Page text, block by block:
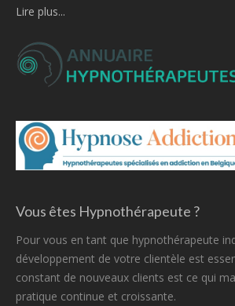
Lire plus...
Vous êtes Hypnothérapeute ?
Pour vous en tant que hypnothérapeute
développement de votre clientèle est
constant de nouveaux clients est ce qui
pratique continue et croissante.